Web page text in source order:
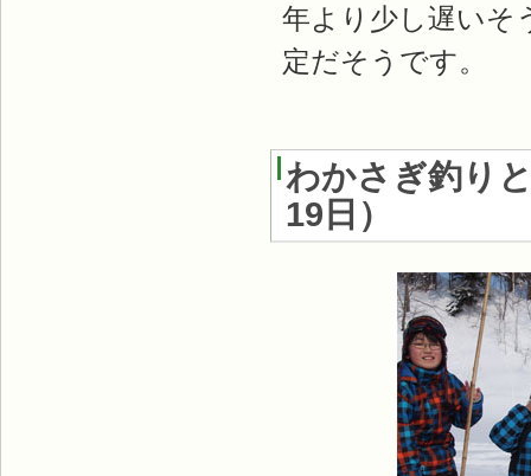
年より少し遅いそ
定だそうです。
わかさぎ釣り
19日 ）